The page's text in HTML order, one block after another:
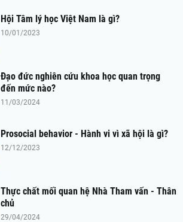
Hội Tâm lý học Việt Nam là gì?
10/01/2023
Đạo đức nghiên cứu khoa học quan trọng
đến mức nào?
11/03/2024
Prosocial behavior - Hành vi vì xã hội là gì?
12/12/2023
Thực chất mối quan hệ Nhà Tham vấn - Thân
chủ
29/04/2024